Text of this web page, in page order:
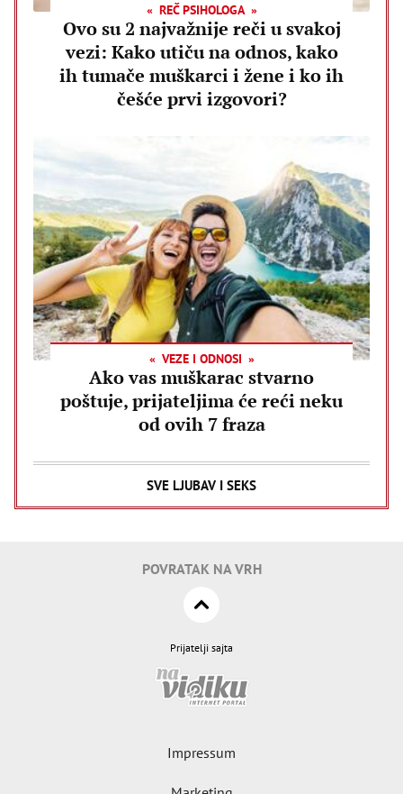
REČ PSIHOLOGA
Ovo su 2 najvažnije reči u svakoj
vezi: Kako utiču na odnos, kako
ih tumače muškarci i žene i ko ih
češće prvi izgovori?
VEZE I ODNOSI
Ako vas muškarac stvarno
poštuje, prijateljima će reći neku
od ovih 7 fraza
SVE LJUBAV I SEKS
POVRATAK NA VRH
Prijatelji sajta
Impressum